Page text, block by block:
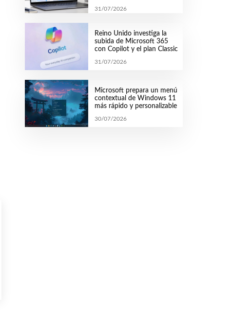
31/07/2026
Reino Unido investiga la
subida de Microsoft 365
con Copilot y el plan Classic
31/07/2026
Microsoft prepara un menú
contextual de Windows 11
más rápido y personalizable
30/07/2026